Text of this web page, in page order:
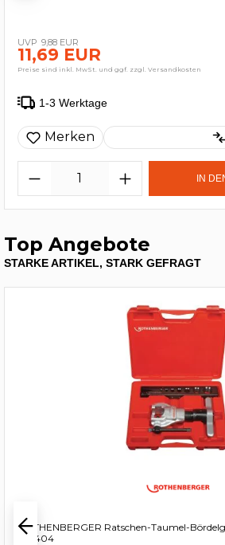
9,88 EUR
11,69 EUR
Preise sind inkl. MwSt. und ggf. zzgl. Versandkosten
1-3 Werktage
Merken
IN
Top Angebote
STARKE ARTIKEL, STARK GEFRAGT
ROTHENBERGER Ratschen-Taumel-
222404